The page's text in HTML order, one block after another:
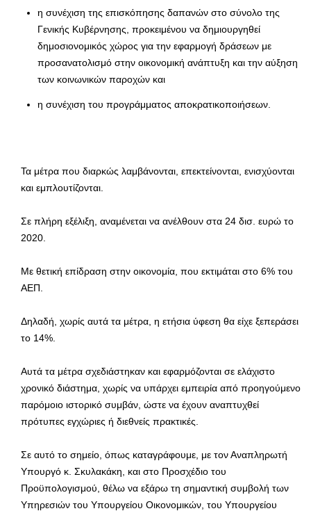
η συνέχιση της επισκόπησης δαπανών στο σύνολο της
Γενικής Κυβέρνησης, προκειμένου να δημιουργηθεί
δημοσιονομικός χώρος για την εφαρμογή δράσεων με
προσανατολισμό στην οικονομική ανάπτυξη και την αύξηση
των κοινωνικών παροχών και
η συνέχιση του προγράμματος αποκρατικοποιήσεων.
Τα μέτρα που διαρκώς λαμβάνονται, επεκτείνονται, ενισχύονται
και εμπλουτίζονται.
Σε πλήρη εξέλιξη, αναμένεται να ανέλθουν στα 24 δισ. ευρώ το
2020.
Με θετική επίδραση στην οικονομία, που εκτιμάται στο 6% του
ΑΕΠ.
Δηλαδή, χωρίς αυτά τα μέτρα, η ετήσια ύφεση θα είχε ξεπεράσει
το 14%.
Αυτά τα μέτρα σχεδιάστηκαν και εφαρμόζονται σε ελάχιστο
χρονικό διάστημα, χωρίς να υπάρχει εμπειρία από προηγούμενο
παρόμοιο ιστορικό συμβάν, ώστε να έχουν αναπτυχθεί
πρότυπες εγχώριες ή διεθνείς πρακτικές.
Σε αυτό το σημείο, όπως καταγράφουμε, με τον Αναπληρωτή
Υπουργό κ. Σκυλακάκη, και στο Προσχέδιο του
Προϋπολογισμού, θέλω να εξάρω τη σημαντική συμβολή των
Υπηρεσιών του Υπουργείου Οικονομικών, του Υπουργείου